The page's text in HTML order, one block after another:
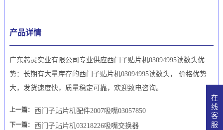
产品详情
广东芯灵实业有限公司专业供应西门子贴片机03094995读数头优
势：长期有大量库存的西门子贴片机03094995读数头， 价格优势
大，发货速度快，质量稳定可靠，欢迎致电咨询。
上一篇： 西门子贴片机配件2007吸嘴03057850
下一篇： 西门子贴片机03218226吸嘴交换器
在
线
客
服